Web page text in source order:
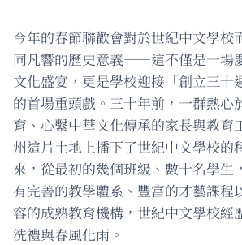
今年的春節聯歡會對於世紀中文學校
同凡響的歷史意義——這不僅是一場
文化盛宴，更是學校迎接「創立三十
的首場重頭戲。三十年前，一群熱心
育、心繫中華文化傳承的家長與教育
州這片土地上播下了世紀中文學校的
來，從最初的幾個班級、數十名學生
有完善的教學體系、豐富的才藝課程
容的成熟教育機構，世紀中文學校經
洗禮與春風化雨。